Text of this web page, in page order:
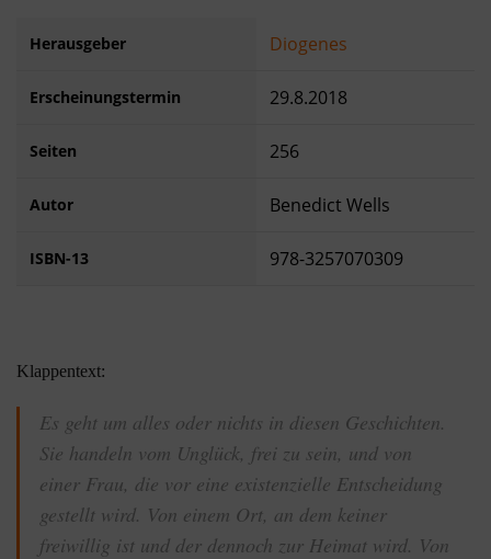
Herausgeber Diogenes
Erscheinungstermin 29.8.2018
Seiten 256
Autor Benedict Wells
ISBN-13 978-3257070309
Klappentext:
Es geht um alles oder nichts in diesen Geschichten.
Sie handeln vom Unglück, frei zu sein, und von
einer Frau, die vor eine existenzielle Entscheidung
gestellt wird. Von einem Ort, an dem keiner
freiwillig ist und der dennoch zur Heimat wird. Von